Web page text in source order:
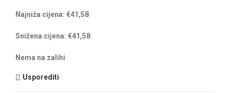
Najniža cijena: €41,58
Snižena cijena: €41,58
Nema na zalihi
Usporediti